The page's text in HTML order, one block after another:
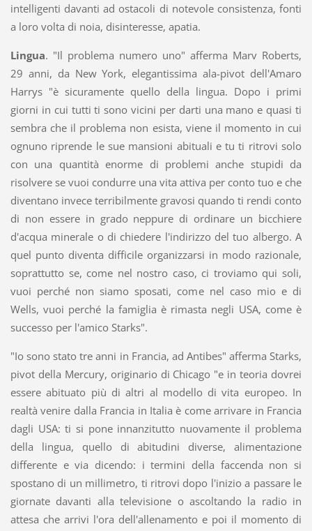
intelligenti davanti ad ostacoli di notevole consistenza, fonti
a loro volta di noia, disinteresse, apatia.
Lingua. "Il problema numero uno" afferma Marv Roberts,
29 anni, da New York, elegantissima ala-pivot dell'Amaro
Harrys "è sicuramente quello della lingua. Dopo i primi
giorni in cui tutti ti sono vicini per darti una mano e quasi ti
sembra che il problema non esista, viene il momento in cui
ognuno riprende le sue mansioni abituali e tu ti ritrovi solo
con una quantità enorme di problemi anche stupidi da
risolvere se vuoi condurre una vita attiva per conto tuo e che
diventano invece terribilmente gravosi quando ti rendi conto
di non essere in grado neppure di ordinare un bicchiere
d'acqua minerale o di chiedere l'indirizzo del tuo albergo. A
quel punto diventa difficile organizzarsi in modo razionale,
soprattutto se, come nel nostro caso, ci troviamo qui soli,
vuoi perché non siamo sposati, come nel caso mio e di
Wells, vuoi perché la famiglia è rimasta negli USA, come è
successo per l'amico Starks".
"Io sono stato tre anni in Francia, ad Antibes" afferma Starks,
pivot della Mercury, originario di Chicago "e in teoria dovrei
essere abituato più di altri al modello di vita europeo. In
realtà venire dalla Francia in Italia è come arrivare in Francia
dagli USA: ti si pone innanzitutto nuovamente il problema
della lingua, quello di abitudini diverse, alimentazione
differente e via dicendo: i termini della faccenda non si
spostano di un millimetro, ti ritrovi dopo l'inizio a passare le
giornate davanti alla televisione o ascoltando la radio in
attesa che arrivi l'ora dell'allenamento e poi il momento di